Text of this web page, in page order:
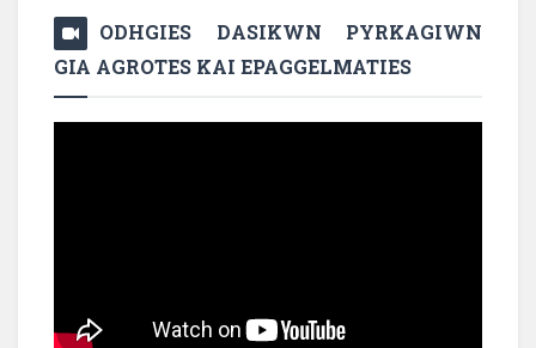
ODHGIES DASIKWN PYRKAGIWN
GIA AGROTES KAI EPAGGELMATIES